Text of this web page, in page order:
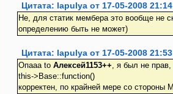
template<class T>
vector::~vector()
{
T* elem = _base;
for(int i=0;
{
elem-
Цитата: lapulya от 17-05-2008 21:14
Не, для статик мембера это вообще не
определению быть не может)
Цитата: lapulya от 17-05-2008 21:53
Опааа to Алексей1153++ , я был не
this->Base::function()
корректен, по крайней мере со стороны